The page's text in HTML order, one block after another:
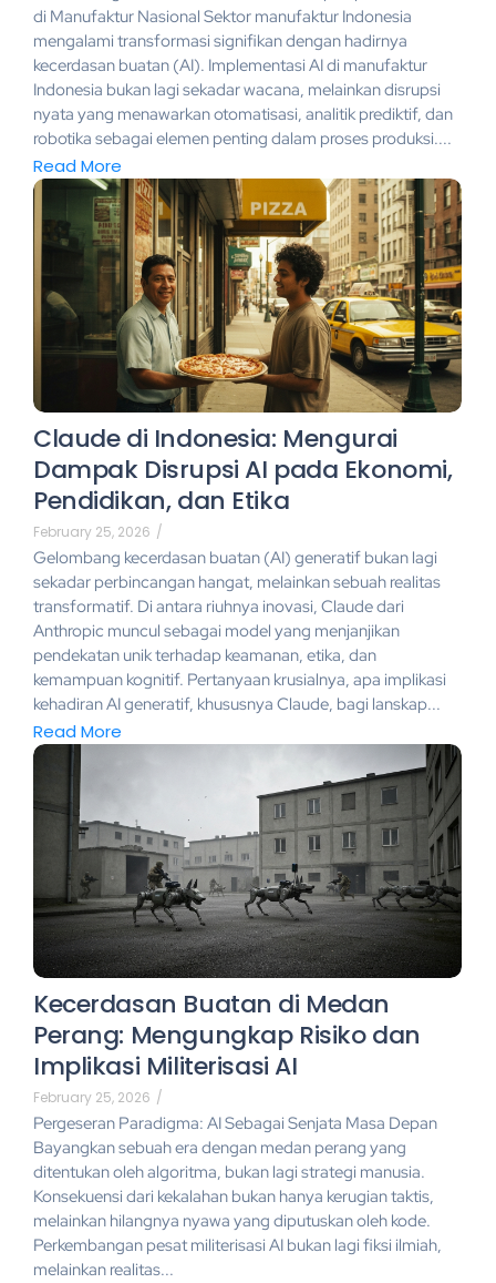
di Manufaktur Nasional Sektor manufaktur Indonesia
mengalami transformasi signifikan dengan hadirnya
kecerdasan buatan (AI). Implementasi AI di manufaktur
Indonesia bukan lagi sekadar wacana, melainkan disrupsi
nyata yang menawarkan otomatisasi, analitik prediktif, dan
robotika sebagai elemen penting dalam proses produksi....
Read More
Claude di Indonesia: Mengurai
Dampak Disrupsi AI pada Ekonomi,
Pendidikan, dan Etika
February 25, 2026 /
Gelombang kecerdasan buatan (AI) generatif bukan lagi
sekadar perbincangan hangat, melainkan sebuah realitas
transformatif. Di antara riuhnya inovasi, Claude dari
Anthropic muncul sebagai model yang menjanjikan
pendekatan unik terhadap keamanan, etika, dan
kemampuan kognitif. Pertanyaan krusialnya, apa implikasi
kehadiran AI generatif, khususnya Claude, bagi lanskap...
Read More
Kecerdasan Buatan di Medan
Perang: Mengungkap Risiko dan
Implikasi Militerisasi AI
February 25, 2026 /
Pergeseran Paradigma: AI Sebagai Senjata Masa Depan
Bayangkan sebuah era dengan medan perang yang
ditentukan oleh algoritma, bukan lagi strategi manusia.
Konsekuensi dari kekalahan bukan hanya kerugian taktis,
melainkan hilangnya nyawa yang diputuskan oleh kode.
Perkembangan pesat militerisasi AI bukan lagi fiksi ilmiah,
melainkan realitas...